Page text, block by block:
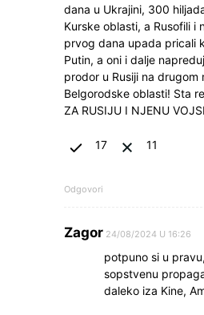
dana u Ukrajini, 300
Kurske oblasti, a Rusofili i
prvog dana upada pricali
Putin, a oni i dalje
prodor u Rusiji na drugom
Belgorodske oblasti! Sta
ZA RUSIJU I NJENU
17 11
Odgovori
Zagor 24/08/2024 U 16:26
potpuno si u
sopstvenu
daleko iza Kine,